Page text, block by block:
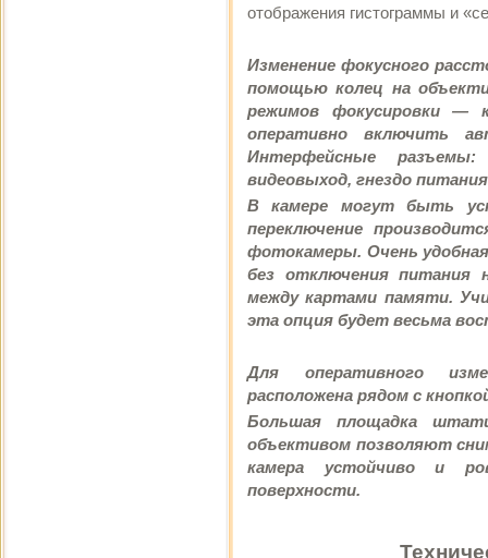
отображения гистограммы и
Изменение фокусного
помощью колец на
режимов фокусировки —
оперативно включить
Интерфейсные разъемы:
видеовыход, гнездо
В камере могут быть
переключение
фотокамеры. Очень
без отключения питания
между картами памяти.
эта опция будет весьма
Для оперативного
расположена рядом с
Большая площадка
объективом позволяют
камера устойчиво и
поверхности.